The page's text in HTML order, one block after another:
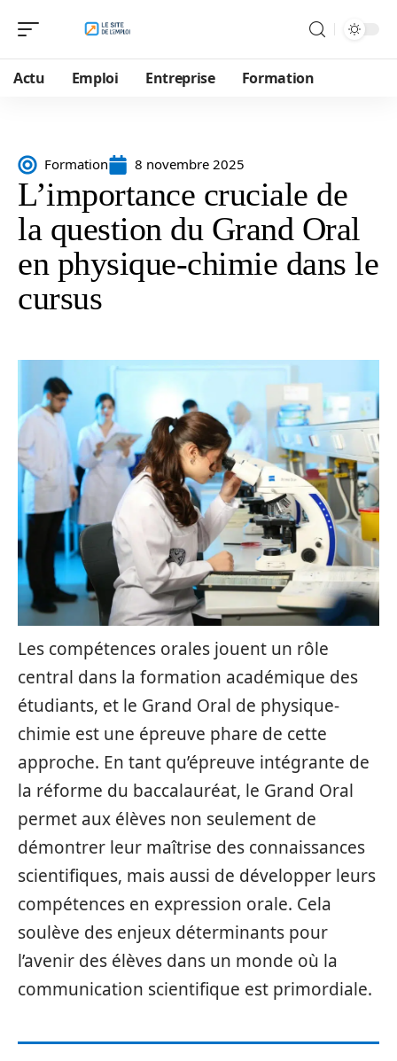
Actu Emploi Entreprise Formation
Formation 8 novembre 2025
L’importance cruciale de
la question du Grand Oral
en physique-chimie dans le
cursus
Les compétences orales jouent un rôle
central dans la formation académique des
étudiants, et le Grand Oral de physique-
chimie est une épreuve phare de cette
approche. En tant qu’épreuve intégrante de
la réforme du baccalauréat, le Grand Oral
permet aux élèves non seulement de
démontrer leur maîtrise des connaissances
scientifiques, mais aussi de développer leurs
compétences en expression orale. Cela
soulève des enjeux déterminants pour
l’avenir des élèves dans un monde où la
communication scientifique est primordiale.